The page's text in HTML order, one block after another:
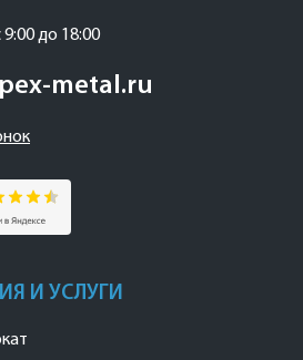
до 18:00
metal.ru
И УСЛУГИ